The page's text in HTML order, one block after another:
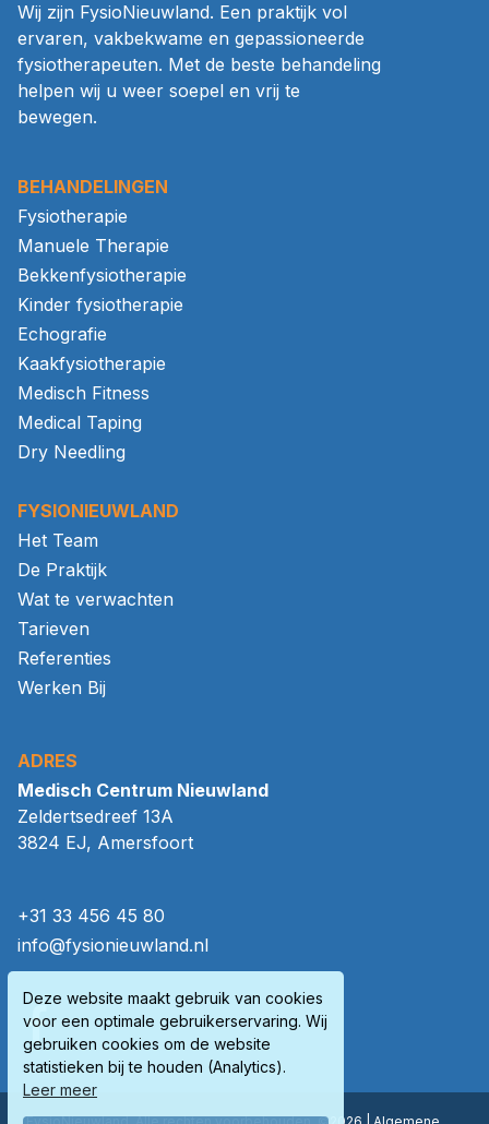
Deze website maakt gebruik van cookies
voor een optimale gebruikerservaring. Wij
gebruiken cookies om de website
statistieken bij te houden (Analytics).
Leer meer
BEHANDELINGEN
Fysiotherapie
Manuele Therapie
Bekkenfysiotherapie
Kinder fysiotherapie
Echografie
Kaakfysiotherapie
Medisch Fitness
Medical Taping
Dry Needling
Wij zijn FysioNieuwland. Een praktijk vol
ervaren, vakbekwame en gepassioneerde
fysiotherapeuten. Met de beste behandeling
helpen wij u weer soepel en vrij te
bewegen.
FYSIONIEUWLAND
Het Team
De Praktijk
Wat te verwachten
Tarieven
Referenties
Werken Bij
ADRES
Medisch Centrum Nieuwland
Zeldertsedreef 13A
3824 EJ, Amersfoort
+31 33 456 45 80
info@fysionieuwland.nl